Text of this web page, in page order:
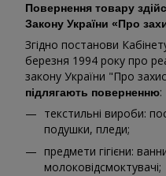
Повернення товару
Закону України «Про
Згідно постанови
березня 1994 року про
закону України "Про
підлягають поверненню:
текстильні вироби:
подушки, пледи;
предмети гігієни:
молоковідсмоктувачі;